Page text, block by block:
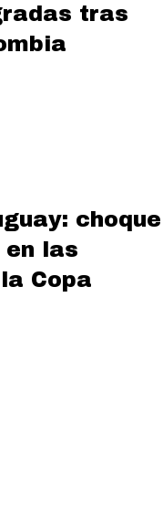
tras
choque
las
Copa